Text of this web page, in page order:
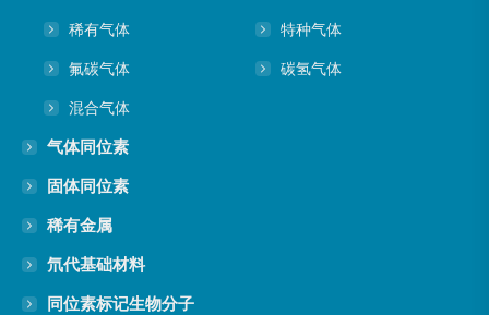
稀有气体 特种气体
氟碳气体 碳氢气体
混合气体
气体同位素
固体同位素
稀有金属
氘代基础材料
同位素标记生物分子